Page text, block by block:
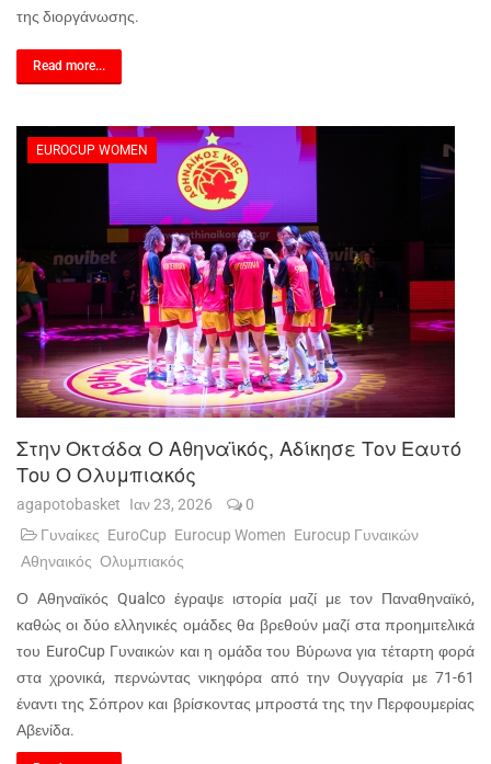
της διοργάνωσης.
Read more...
EUROCUP WOMEN
Στην Οκτάδα Ο Αθηναϊκός, Αδίκησε Τον Εαυτό
Του Ο Ολυμπιακός
agapotobasket Ιαν 23, 2026
0
Γυναίκες EuroCup Eurocup Women Eurocup Γυναικών
Αθηναικός Ολυμπιακός
Ο Αθηναϊκός Qualco έγραψε ιστορία μαζί με τον Παναθηναϊκό,
καθώς οι δύο ελληνικές ομάδες θα βρεθούν μαζί στα προημιτελικά
του EuroCup Γυναικών και η ομάδα του Βύρωνα για τέταρτη φορά
στα χρονικά, περνώντας νικηφόρα από την Ουγγαρία με 71-61
έναντι της Σόπρον και βρίσκοντας μπροστά της την Περφουμερίας
Αβενίδα.